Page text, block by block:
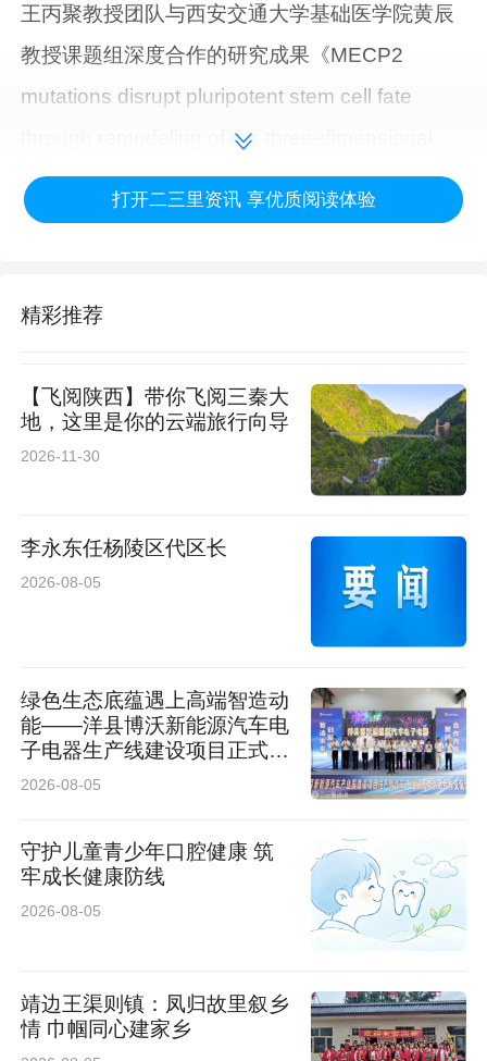
王丙聚教授团队与西安交通大学基础医学院黄辰
教授课题组深度合作的研究成果《MECP2
mutations disrupt pluripotent stem cell fate
through remodeling of the three-dimensional
genome》在国际权威学术期刊《Cell Death and
Disease》正式发表。
我院王丙聚教授共同通讯作者，我院郭爱红教
西安交通大学院校协同创新的又一重要标志性成
果。
女童专属的难治罕见病
疾的重要病因，患儿多表现在出生后6-18个月的
正常发育后逐步出现语言运动能力倒退、手部刻
板动作、癫痫等典型神经症状，同时伴随呼吸、
消化、骨骼等多系统损伤，目前临床尚无根治手
段。
既往学界对MECP2的研究多聚焦于分化后的成熟
神经元，对该基因在胚胎发育早期、干细胞阶段
的细胞命运调控作用及疾病启动机制认识不足，
打开二三里资讯 享优质阅读体验
精彩推荐
【飞阅陕西】带你飞阅三秦大
地，这里是你的云端旅行向导
2026-11-30
李永东任杨陵区代区长
2026-08-05
绿色生态底蕴遇上高端智造动
能——洋县博沃新能源汽车电
子电器生产线建设项目正式投
产
2026-08-05
守护儿童青少年口腔健康 筑
牢成长健康防线
2026-08-05
靖边王渠则镇：凤归故里叙乡
情 巾帼同心建家乡